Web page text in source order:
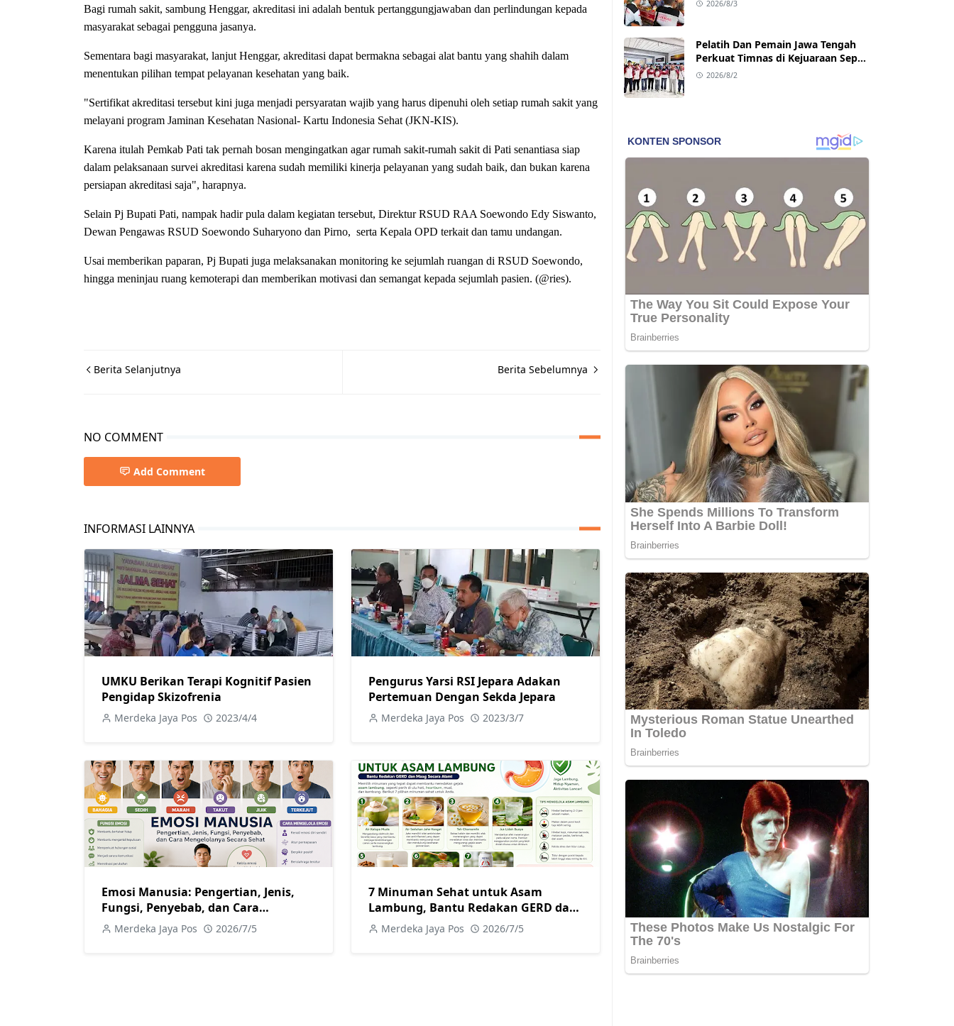
Bagi rumah sakit, sambung Henggar, akreditasi ini adalah bentuk pertanggungjawaban dan perlindungan kepada
masyarakat sebagai pengguna jasanya.
Sementara bagi masyarakat, lanjut Henggar, akreditasi dapat bermakna sebagai alat bantu yang shahih dalam
menentukan pilihan tempat pelayanan kesehatan yang baik.
"Sertifikat akreditasi tersebut kini juga menjadi persyaratan wajib yang harus dipenuhi oleh setiap rumah sakit yang
melayani program Jaminan Kesehatan Nasional- Kartu Indonesia Sehat (JKN-KIS).
Karena itulah Pemkab Pati tak pernah bosan mengingatkan agar rumah sakit-rumah sakit di Pati senantiasa siap
dalam pelaksanaan survei akreditasi karena sudah memiliki kinerja pelayanan yang sudah baik, dan bukan karena
persiapan akreditasi saja", harapnya.
Selain Pj Bupati Pati, nampak hadir pula dalam kegiatan tersebut, Direktur RSUD RAA Soewondo Edy Siswanto,
Dewan Pengawas RSUD Soewondo Suharyono dan Pirno, serta Kepala OPD terkait dan tamu undangan.
Usai memberikan paparan, Pj Bupati juga melaksanakan monitoring ke sejumlah ruangan di RSUD Soewondo,
hingga meninjau ruang kemoterapi dan memberikan motivasi dan semangat kepada sejumlah pasien. (@ries).
Berita Selanjutnya Berita Sebelumnya
NO COMMENT
Add Comment
INFORMASI LAINNYA
UMKU Berikan Terapi Kognitif Pasien
Pengidap Skizofrenia
Merdeka Jaya Pos 2023/4/4
Pengurus Yarsi RSI Jepara Adakan
Pertemuan Dengan Sekda Jepara
Merdeka Jaya Pos 2023/3/7
Emosi Manusia: Pengertian, Jenis,
Fungsi, Penyebab, dan Cara
Mengelolanya Secara Sehat
Merdeka Jaya Pos 2026/7/5
7 Minuman Sehat untuk Asam
Lambung, Bantu Redakan GERD dan
Maag
Merdeka Jaya Pos 2026/7/5
2026/8/3
Pelatih Dan Pemain Jawa Tengah
Perkuat Timnas di Kejuaraan Sepak
takraw Internasional
2026/8/2